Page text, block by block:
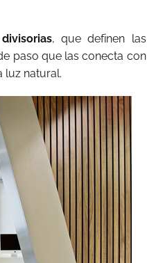
, que definen las
paso que las conecta con
luz natural.